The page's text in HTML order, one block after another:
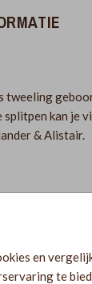
en
te
tweeling
splitpen kan je
& Alistair.